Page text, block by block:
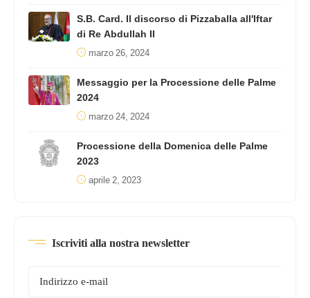
S.B. Card. Il discorso di Pizzaballa all'Iftar
di Re Abdullah II
marzo 26, 2024
Messaggio per la Processione delle Palme
2024
marzo 24, 2024
Processione della Domenica delle Palme
2023
aprile 2, 2023
Iscriviti alla nostra newsletter